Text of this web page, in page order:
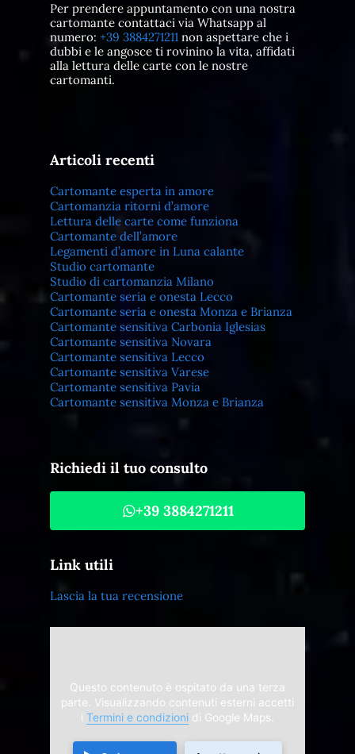
Per prendere appuntamento con una nostra
cartomante contattaci via Whatsapp al
numero: +39 3884271211non aspettare che i
dubbi e le angosce ti rovinino la vita, affidati
alla lettura delle carte con le nostre
cartomanti.
Articoli recenti
Cartomante esperta in amore
Cartomanzia ritorni d’amore
Lettura delle carte come funziona
Cartomante dell’amore
Legamenti d’amore in Luna calante
Studio cartomante
Studio di cartomanzia Milano
Cartomante seria e onesta Lecco
Cartomante seria e onesta Monza e Brianza
Cartomante sensitiva Carbonia Iglesias
Cartomante sensitiva Novara
Cartomante sensitiva Lecco
Cartomante sensitiva Varese
Cartomante sensitiva Pavia
Cartomante sensitiva Monza e Brianza
Richiedi il tuo consulto
+39 3884271211
Link utili
Lascia la tua recensione
Questo contenuto è ospitato da una terza
parte. Visualizzando contenuti esterni accetti
i Termini e condizioni di Google Maps.